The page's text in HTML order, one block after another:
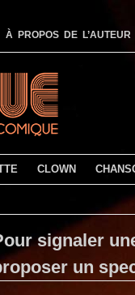
À PROPOS DE L’AUTEUR
CLOWN
signaler
un